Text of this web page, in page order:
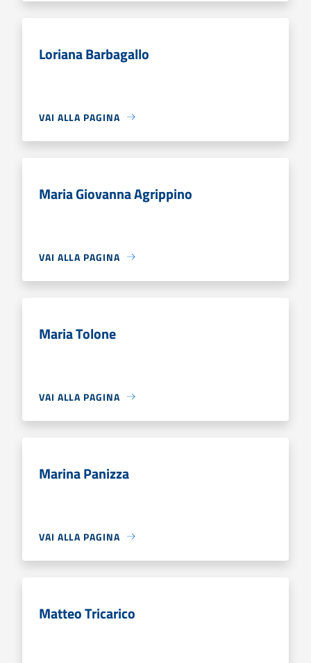
Loriana Barbagallo
VAI ALLA PAGINA
Maria Giovanna Agrippino
VAI ALLA PAGINA
Maria Tolone
VAI ALLA PAGINA
Marina Panizza
VAI ALLA PAGINA
Matteo Tricarico